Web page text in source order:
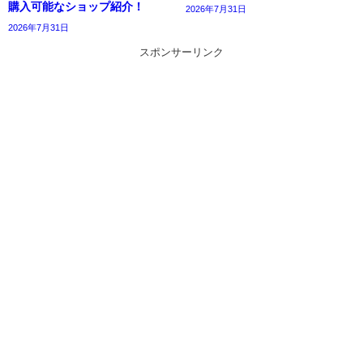
購入可能なショップ紹介！
2026年7月31日
2026年7月31日
スポンサーリンク